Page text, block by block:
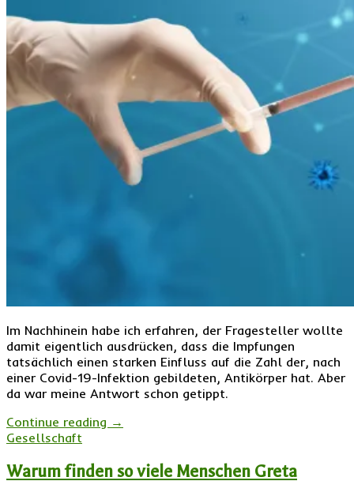
Im Nachhinein habe ich erfahren, der Fragesteller wollte
damit eigentlich ausdrücken, dass die Impfungen
tatsächlich einen starken Einfluss auf die Zahl der, nach
einer Covid-19-Infektion gebildeten, Antikörper hat. Aber
da war meine Antwort schon getippt.
Continue reading →
Gesellschaft
Warum finden so viele Menschen Greta